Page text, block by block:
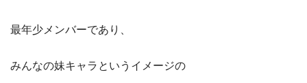
最年少メンバーであり、
みんなの妹キャラというイメージの